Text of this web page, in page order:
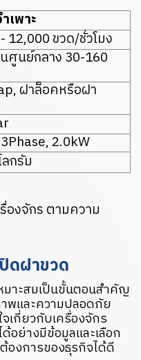
เพาะ
12,000 ขวด/ชั่วโมง
ศูนย์กลาง 30-160
ฝาล็อคหรือฝา
2.0kW
กรัม
องจักร ตามความ
ดฝาขวด
มาะสมเป็นขั้นตอนสำคัญ
และความปลอดภัย
เกี่ยวกับเครื่องจักร
อย่างมีข้อมูลและเลือก
องการของธุรกิจได้ดี